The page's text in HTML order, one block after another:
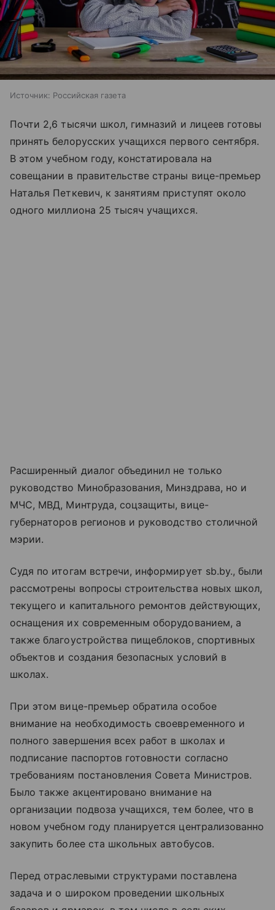
Источник: Российская газета
Почти 2,6 тысячи школ, гимназий и лицеев готовы
принять белорусских учащихся первого сентября.
В этом учебном году, констатировала на
совещании в правительстве страны вице-премьер
Наталья Петкевич, к занятиям приступят около
одного миллиона 25 тысяч учащихся.
Расширенный диалог объединил не только
руководство Минобразования, Минздрава, но и
МЧС, МВД, Минтруда, соцзащиты, вице-
губернаторов регионов и руководство столичной
мэрии.
Судя по итогам встречи, информирует sb.by., были
рассмотрены вопросы строительства новых школ,
текущего и капитального ремонтов действующих,
оснащения их современным оборудованием, а
также благоустройства пищеблоков, спортивных
объектов и создания безопасных условий в
школах.
При этом вице-премьер обратила особое
внимание на необходимость своевременного и
полного завершения всех работ в школах и
подписание паспортов готовности согласно
требованиям постановления Совета Министров.
Было также акцентировано внимание на
организации подвоза учащихся, тем более, что в
новом учебном году планируется централизованно
закупить более ста школьных автобусов.
Перед отраслевыми структурами поставлена
задача и о широком проведении школьных